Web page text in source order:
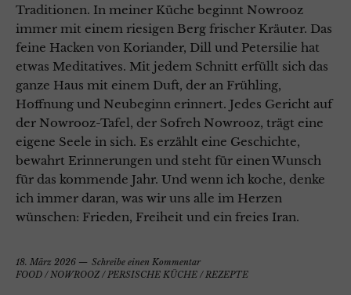
Traditionen. In meiner Küche beginnt Nowrooz
immer mit einem riesigen Berg frischer Kräuter. Das
feine Hacken von Koriander, Dill und Petersilie hat
etwas Meditatives. Mit jedem Schnitt erfüllt sich das
ganze Haus mit einem Duft, der an Frühling,
Hoffnung und Neubeginn erinnert. Jedes Gericht auf
der Nowrooz-Tafel, der Sofreh Nowrooz, trägt eine
eigene Seele in sich. Es erzählt eine Geschichte,
bewahrt Erinnerungen und steht für einen Wunsch
für das kommende Jahr. Und wenn ich koche, denke
ich immer daran, was wir uns alle im Herzen
wünschen: Frieden, Freiheit und ein freies Iran.
18. März 2026
Schreibe einen Kommentar
FOOD /NOWROOZ/PERSISCHE KÜCHE /REZEPTE